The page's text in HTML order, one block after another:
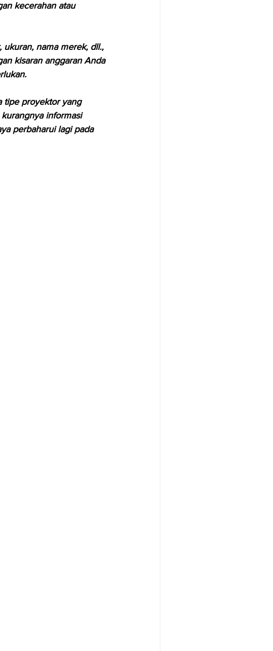
kecerahan atau
nama merek, dll.,
kisaran anggaran Anda
tipe proyektor yang
informasi
perbaharui lagi pada